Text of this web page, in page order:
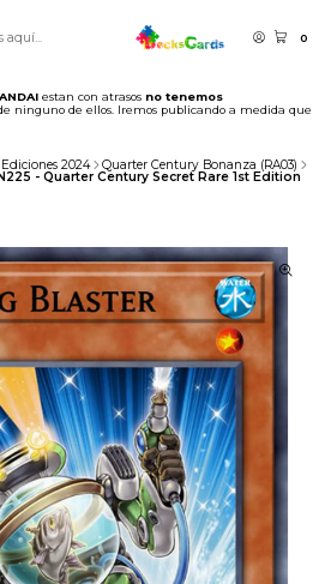
0
estan con atrasos no tenemos
ninguno de ellos. Iremos publicando a medida que
Ediciones 2024
Quarter Century Bonanza (RA03)
- Quarter Century Secret Rare 1st Edition